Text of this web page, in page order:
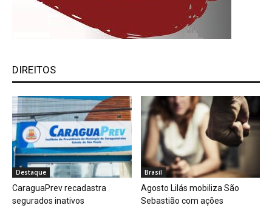
DIREITOS
Destaque
CaraguaPrev recadastra
segurados inativos
Brasil
Agosto Lilás mobiliza São
Sebastião com ações